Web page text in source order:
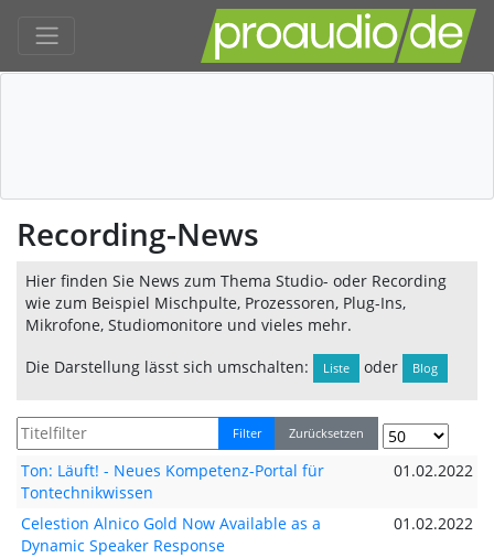
Recording-News
Hier finden Sie News zum Thema Studio- oder Recording
wie zum Beispiel Mischpulte, Prozessoren, Plug-Ins,
Mikrofone, Studiomonitore und vieles mehr.
Die Darstellung lässt sich umschalten:
Liste oder Blog
Filter Zurücksetzen
Ton: Läuft! - Neues Kompetenz-Portal für
Tontechnikwissen
01.02.2022
Celestion Alnico Gold Now Available as a
Dynamic Speaker Response
01.02.2022